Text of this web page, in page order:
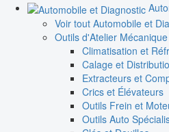
Voir tout Automobile et
Outils d'Atelier Mécanique
Climatisation et
Calage et
Extracteurs et
Crics et Élévateurs
Outils Frein et
Outils Auto